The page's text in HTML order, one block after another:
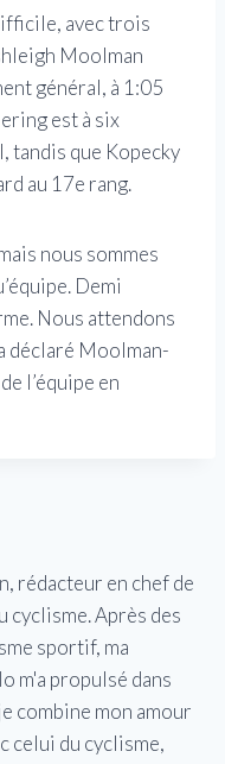
avec trois
Moolman
général, à 1:05
est à six
tandis que Kopecky
au 17e rang.
nous sommes
Demi
Nous attendons
déclaré Moolman-
l’équipe en
rédacteur en chef de
cyclisme. Après des
sportif, ma
m'a propulsé dans
combine mon amour
celui du cyclisme,